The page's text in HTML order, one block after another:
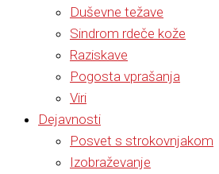
Duševne težave
Sindrom rdeče kože
Raziskave
Pogosta vprašanja
Viri
Dejavnosti
Posvet s strokovnjakom
Izobraževanje